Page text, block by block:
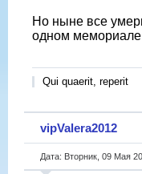
Но ныне все
одном
Qui quaerit, reperit
vipValera2012
Дата: Вторник, 09 Мая